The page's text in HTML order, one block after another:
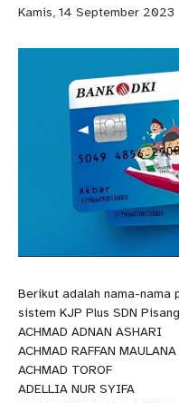
Kamis, 14 September 2023
Berikut adalah nama-nama
sistem KJP Plus SDN
ACHMAD ADNAN ASHARI
ACHMAD RAFFAN MAULANA
ACHMAD TOROF
ADELLIA NUR SYIFA